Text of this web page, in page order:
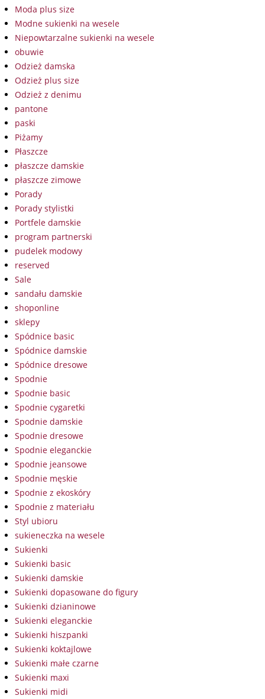
Moda plus size
Modne sukienki na wesele
Niepowtarzalne sukienki na wesele
obuwie
Odzież damska
Odzież plus size
Odzież z denimu
pantone
paski
Piżamy
Płaszcze
płaszcze damskie
płaszcze zimowe
Porady
Porady stylistki
Portfele damskie
program partnerski
pudelek modowy
reserved
Sale
sandału damskie
shoponline
sklepy
Spódnice basic
Spódnice damskie
Spódnice dresowe
Spodnie
Spodnie basic
Spodnie cygaretki
Spodnie damskie
Spodnie dresowe
Spodnie eleganckie
Spodnie jeansowe
Spodnie męskie
Spodnie z ekoskóry
Spodnie z materiału
Styl ubioru
sukieneczka na wesele
Sukienki
Sukienki basic
Sukienki damskie
Sukienki dopasowane do figury
Sukienki dzianinowe
Sukienki eleganckie
Sukienki hiszpanki
Sukienki koktajlowe
Sukienki małe czarne
Sukienki maxi
Sukienki midi